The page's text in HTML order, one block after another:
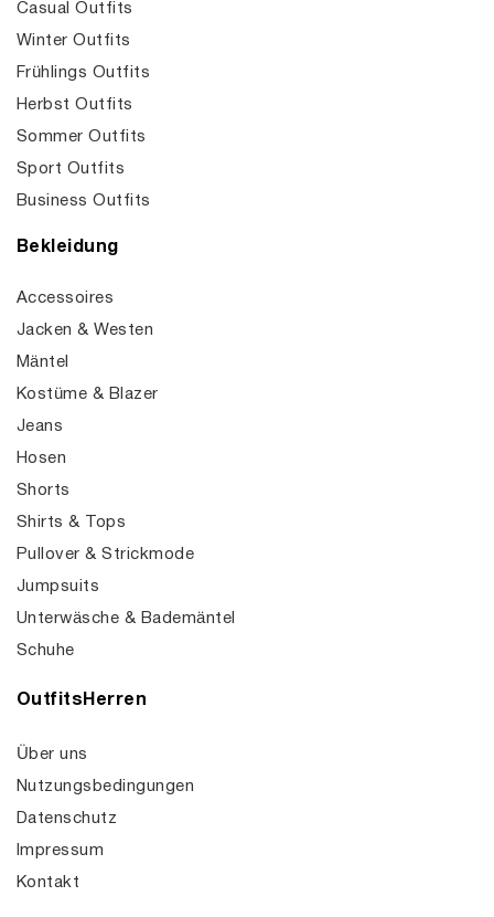
Casual Outfits
Winter Outfits
Frühlings Outfits
Herbst Outfits
Sommer Outfits
Sport Outfits
Business Outfits
Bekleidung
Accessoires
Jacken & Westen
Mäntel
Kostüme & Blazer
Jeans
Hosen
Shorts
Shirts & Tops
Pullover & Strickmode
Jumpsuits
Unterwäsche & Bademäntel
Schuhe
OutfitsHerren
Über uns
Nutzungsbedingungen
Datenschutz
Impressum
Kontakt